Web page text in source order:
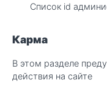
Список id
Карма
В этом разделе
действия на сайте